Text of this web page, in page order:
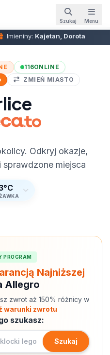
Szukaj Menu
Imieniny: Kajetan, Dorota
116ONLINE
ZMIEŃ MIASTO
Odkryj okazje,
miejsca
PROGRAM
Najniższej
Allegro
zwrot aż 150% różnicy w
warunki zwrotu
szukasz:
Szukaj